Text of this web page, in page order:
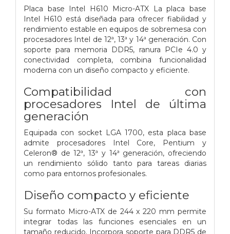
Placa base Intel H610 Micro-ATX La placa base
Intel H610 está diseñada para ofrecer fiabilidad y
rendimiento estable en equipos de sobremesa con
procesadores Intel de 12ª, 13ª y 14ª generación. Con
soporte para memoria DDR5, ranura PCIe 4.0 y
conectividad completa, combina funcionalidad
moderna con un diseño compacto y eficiente.
Compatibilidad con
procesadores Intel de última
generación
Equipada con socket LGA 1700, esta placa base
admite procesadores Intel Core, Pentium y
Celeron® de 12ª, 13ª y 14ª generación, ofreciendo
un rendimiento sólido tanto para tareas diarias
como para entornos profesionales.
Diseño compacto y eficiente
Su formato Micro-ATX de 244 x 220 mm permite
integrar todas las funciones esenciales en un
tamaño reducido. Incorpora soporte para DDR5 de